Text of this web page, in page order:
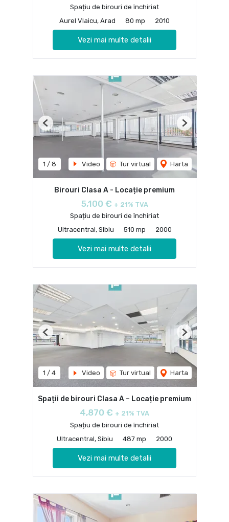
Spațiu de birouri de închiriat
Aurel Vlaicu, Arad
80 mp 2010
Vezi mai multe detalii
1 / 8 Video Tur virtual Harta
Previous Next
Birouri Clasa A - Locație premium
5,100 € + 21% TVA
Spațiu de birouri de închiriat
Ultracentral, Sibiu
510 mp 2000
Vezi mai multe detalii
1 / 4 Video Tur virtual Harta
Previous Next
Spații de birouri Clasa A – Locație premium
4,870 € + 21% TVA
Spațiu de birouri de închiriat
Ultracentral, Sibiu
487 mp 2000
Vezi mai multe detalii